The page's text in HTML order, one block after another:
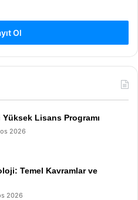
Ol
Lisans Programı
2026
Temel Kavramlar ve
2026